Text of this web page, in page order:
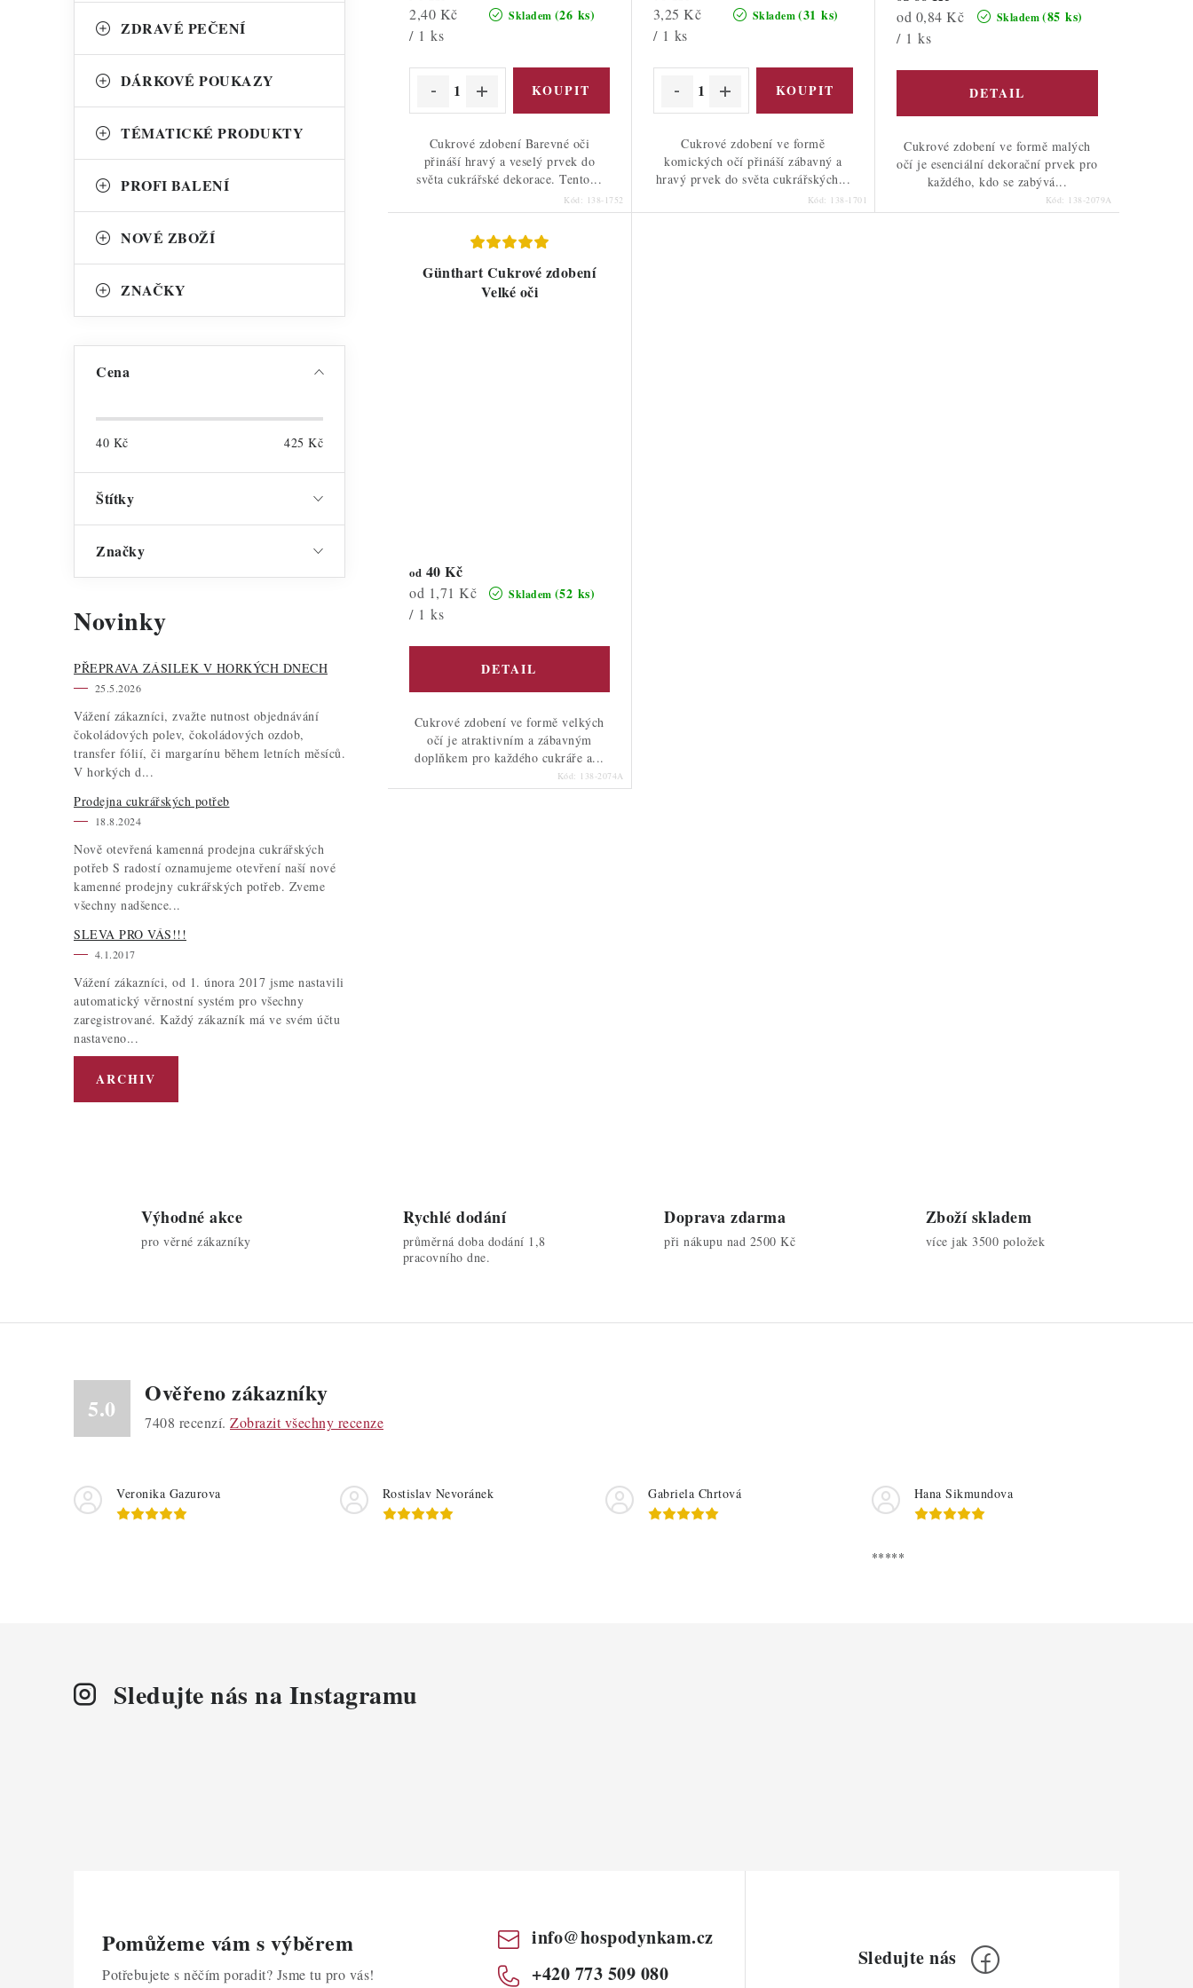
ZDRAVÉ PEČENÍ
DÁRKOVÉ POUKAZY
TÉMATICKÉ PRODUKTY
PROFI BALENÍ
NOVÉ ZBOŽÍ
ZNAČKY
Cena
40 Kč 425 Kč
Štítky
Značky
Novinky
PŘEPRAVA ZÁSILEK V HORKÝCH DNECH
25.5.2026
Vážení zákazníci, zvažte nutnost objednávání
čokoládových polev, čokoládových ozdob,
transfer fólií, či margarínu během letních měsíců.
V horkých d...
Prodejna cukrářských potřeb
18.8.2024
Nově otevřená kamenná prodejna cukrářských
potřeb S radostí oznamujeme otevření naší nové
kamenné prodejny cukrářských potřeb. Zveme
všechny nadšence...
SLEVA PRO VÁS!!!
4.1.2017
Vážení zákazníci, od 1. února 2017 jsme nastavili
automatický věrnostní systém pro všechny
zaregistrované. Každý zákazník má ve svém účtu
nastaveno...
ARCHIV
ů
Skladem (26 ks)
Měrná
cena:
2,40 Kč
/ 1 ks
Cukrové zdobení Barevné oči
přináší hravý a veselý prvek do
světa cukrářské dekorace. Tento...
Kód: 138-1752
Skladem (31 ks)
Měrná
cena:
3,25 Kč
/ 1 ks
Cukrové zdobení ve formě
komických očí přináší zábavný a
hravý prvek do světa cukrářských...
Kód: 138-1701
Skladem (85 ks)
Měrná
cena:
od 0,84 Kč
/ 1 ks
Cukrové zdobení ve formě malých
očí je esenciální dekorační prvek pro
každého, kdo se zabývá...
Kód: 138-2079A
Günthart Cukrové zdobení
Velké oči
Skladem (52 ks)
od 40 Kč
Měrná
cena:
od 1,71 Kč
/ 1 ks
Cukrové zdobení ve formě velkých
očí je atraktivním a zábavným
doplňkem pro každého cukráře a...
Kód: 138-2074A
i
Výhodné akce
pro věrné zákazníky
Rychlé dodání
průměrná doba dodání 1,8
pracovního dne.
Doprava zdarma
při nákupu nad 2500 Kč
Zboží skladem
více jak 3500 položek
5.0
Ověřeno zákazníky
7408 recenzí. Zobrazit všechny recenze
Veronika Gazurova Rostislav Nevoránek Gabriela Chrtová Hana Sikmundova
*****
Sledujte nás na Instagramu
Pomůžeme vám s výběrem
Potřebujete s něčím poradit? Jsme tu pro vás!
info@hospodynkam.cz
+420 773 509 080